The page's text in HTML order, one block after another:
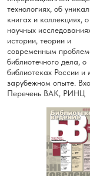
технологиях, об
книгах и коллекциях,
научных
истории, теории и
современным
библиотечного дела, о
библиотеках России и
зарубежном опыте.
Перечень ВАК, РИНЦ